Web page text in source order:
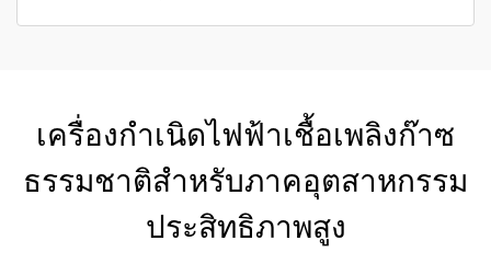
เครื่องกำเนิดไฟฟ้าเชื้อเพลิงก๊าซ
ธรรมชาติสำหรับภาคอุตสาหกรรม
ประสิทธิภาพสูง